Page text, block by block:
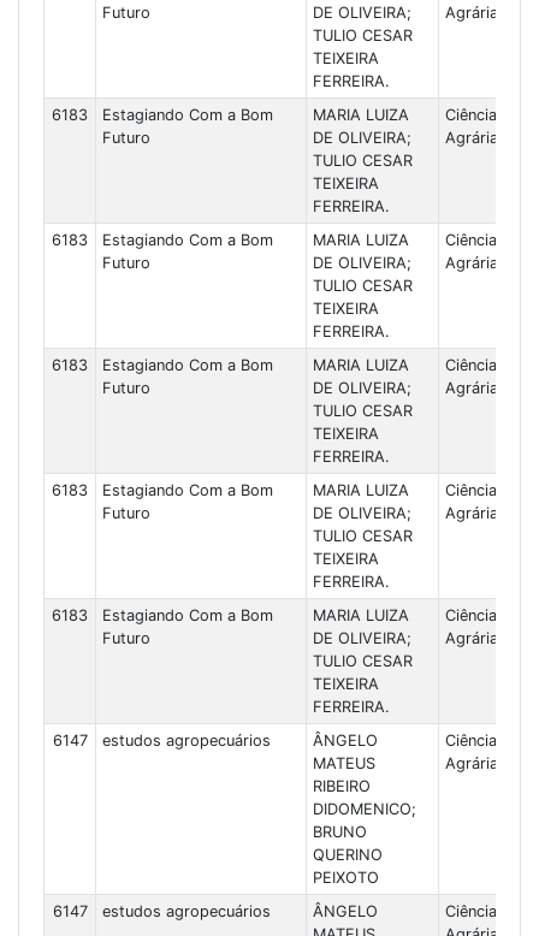
Futuro
DE OLIVEIRA;
TULIO CESAR
TEIXEIRA
FERREIRA.
Agrárias
6183
Estagiando Com a Bom
Futuro
MARIA LUIZA
DE OLIVEIRA;
TULIO CESAR
TEIXEIRA
FERREIRA.
Ciências
Agrárias
6183
Estagiando Com a Bom
Futuro
MARIA LUIZA
DE OLIVEIRA;
TULIO CESAR
TEIXEIRA
FERREIRA.
Ciências
Agrárias
6183
Estagiando Com a Bom
Futuro
MARIA LUIZA
DE OLIVEIRA;
TULIO CESAR
TEIXEIRA
FERREIRA.
Ciências
Agrárias
6183
Estagiando Com a Bom
Futuro
MARIA LUIZA
DE OLIVEIRA;
TULIO CESAR
TEIXEIRA
FERREIRA.
Ciências
Agrárias
6183
Estagiando Com a Bom
Futuro
MARIA LUIZA
DE OLIVEIRA;
TULIO CESAR
TEIXEIRA
FERREIRA.
Ciências
Agrárias
6147 estudos agropecuários
ÂNGELO
MATEUS
RIBEIRO
DIDOMENICO;
BRUNO
QUERINO
PEIXOTO
Ciências
Agrárias
6147 estudos agropecuários
ÂNGELO
Ciências